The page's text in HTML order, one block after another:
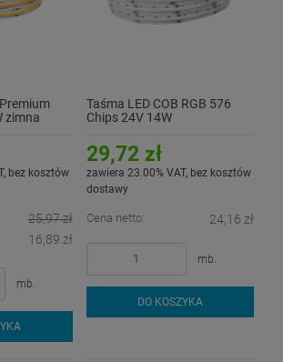
zimna
bez kosztów
25,97 zł
16,89 zł
mb.
Taśma LED COB RGB 576
Chips 24V 14W
29,72 zł
zawiera 23.00% VAT, bez kosztów
dostawy
Cena netto: 24,16 zł
mb.
DO KOSZYKA